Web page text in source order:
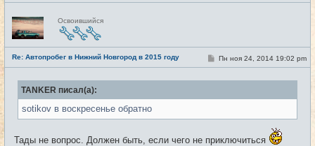
Н
е
в
с
е
т
и
Освоившийся
Re: Автопробег в Нижний Новгород в 2015 году #17
С
о
б
е
Пн ноя 24, 2014 19:02 pm
TANKER писал(а):
sotikov в воскресенье обратно
Тады не вопрос. Должен быть, если чего не приключиться